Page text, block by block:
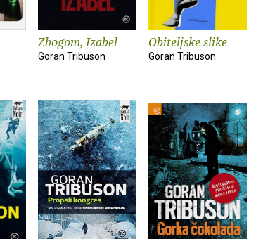
Zbogom, Izabel
Goran Tribuson
Obiteljske slike
Goran Tribuson